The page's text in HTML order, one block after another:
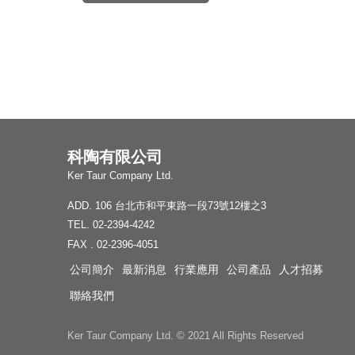
科陶有限公司
Ker Taur Company Ltd.
ADD. 106 台北市和平東路一段73號12樓之3
TEL. 02-2394-4242
FAX . 02-2396-4051
公司簡介 最新消息 行業應用 公司產品 人才招募
聯絡我們
Ker Taur Company Ltd. © 2021 All Rights Reserved